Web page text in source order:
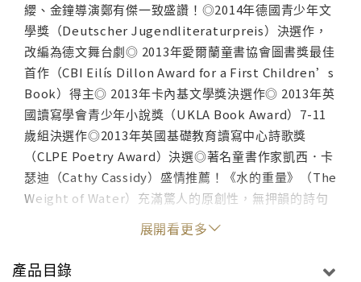
纓、金鐘導演鄭有傑一致盛讚！◎2014年德國青少年文
學獎（Deutscher Jugendliteraturpreis）決選作，
改編為德文舞台劇◎ 2013年愛爾蘭童書協會圖書獎最佳
首作（CBI Eilís Dillon Award for a First Children’s
Book）得主◎ 2013年卡內基文學獎決選作◎ 2013年英
國讀寫學會青少年小說獎（UKLA Book Award）7-11
歲組決選作◎2013年英國基礎教育讀寫中心詩歌獎
（CLPE Poetry Award）決選◎著名童書作家凱西．卡
瑟迪（Cathy Cassidy）盛情推薦！《水的重量》（The
Weight of Water）充滿驚人的原創性，無押韻的詩句
順暢流動，賦予凝練的情感與呼吸空間，核心是簡單的
青少年成長主題，同時也觸及移民兒童普遍經驗的孤寂
處境。女孩安靜的勇氣流倘其間，是一個獨特動人的故
展開看更多
產品目錄